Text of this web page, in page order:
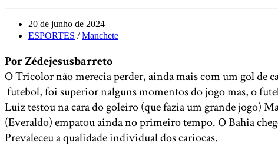
20 de junho de 2024
ESPORTES / Manchete
Por Zédejesusbarreto
O Tricolor não merecia perder, ainda mais com um gol de
futebol, foi superior nalguns momentos do jogo mas, o
Luiz testou na cara do goleiro (que fazia um grande jogo)
(Everaldo) empatou ainda no primeiro tempo. O Bahia
Prevaleceu a qualidade individual dos cariocas.